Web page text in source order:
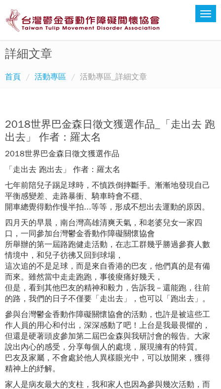
詳細文章
首頁 活動專區 活動專區_詳細文章
2018世界巴金森日徵文獲選作品_「走出去 跑
出去」 作者：羅太名
2018世界巴金森日徵文獲選作品
「走出去 跑出去」 作者：羅太名
七年前陪兒子踢足球時，不慎跌倒摔斷手。漸漸地發現自己
平衡感變差、走路暴衝、騎車時會不穩、
開車總覺得動作慢半拍...等等，形成不想出去運動的原因。
四月天的早晨，南台灣高雄清爽天氣，和老婆兒女一家四
口，一同參加台灣鬱金香動作障礙關懷協會
所舉辦的第一屆路跑健走活動，在志工群幾乎勝過參賽人數
情境中，和兒子彷彿又回到球場，
這次追的不是足球，而是來自香港的巴友，他們真的是有備
而來。雖然當中走走跑跑，事後痠痛好幾天，
但是，看到其他巴友的精神和毅力，告訴我－還能跑，往前
的路，我們的日子不僅要「走出去」，也可以「跑出去」。
參與台灣鬱金香動作障礙關懷協會的活動，也許是被這些工
作人員的用心和付出，深深感動了吧！上台是我最畏懼的，
但還是硬著頭皮參加第二屆巴金森與我研討會的報告。大家
說出內心的感受，分享每個人的處境，展現擁有的特質。
巴友及家屬，不會處於他人異樣眼光中，可以放開來，獲得
精神上的紓解。
家人是病友最大的支柱，我和家人也因為參與幾次活動，而